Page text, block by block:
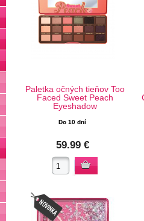
Paletka očných tieňov Too
Faced Sweet Peach
Eyeshadow
Do 10 dní
59.99 €